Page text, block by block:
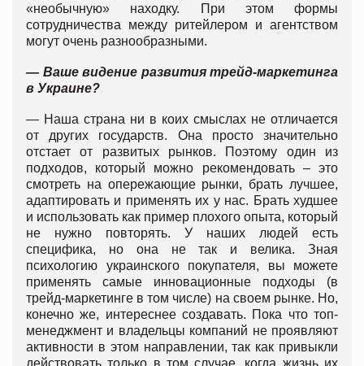
«необычную» находку. При этом формы
сотрудничества между ритейлером и агентством
могут очень разнообразными.
— Ваше видение развития трейд-маркетинга
в Украине?
— Наша страна ни в коих смыслах не отличается
от других государств. Она просто значительно
отстает от развитых рынков. Поэтому один из
подходов, который можно рекомендовать – это
смотреть на опережающие рынки, брать лучшее,
адаптировать и применять их у нас. Брать худшее
и использовать как пример плохого опыта, который
не нужно повторять. У наших людей есть
специфика, но она не так и велика. Зная
психологию украинского покупателя, вы можете
применять самые инновационные подходы (в
трейд-маркетинге в том числе) на своем рынке. Но,
конечно же, интереснее создавать. Пока что топ-
менеджмент и владельцы компаний не проявляют
активности в этом направлении, так как привыкли
действовать только в том случае, когда жизнь их